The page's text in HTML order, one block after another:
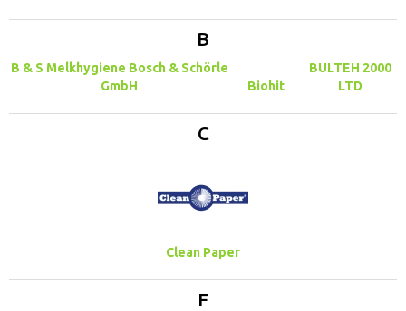
B
B & S Melkhygiene Bosch & Schörle
GmbH
Biohit
BULTEH 2000
LTD
C
Clean Paper
F